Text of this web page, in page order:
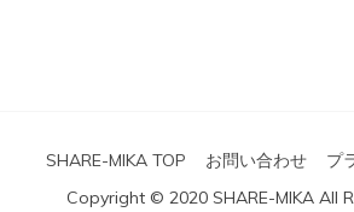
SHARE-MIKA TOP お問い合わせ
プ
Copyright © 2020 SHARE-MIKA All